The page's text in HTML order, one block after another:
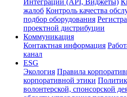
Интеграции (API, Виджеты)
жалоб Контроль качества
подбор оборудования
проектной дистрибуции
Коммуникация
Контактная информация
канал
ESG
Экология Правила
корпоративной этики
волонтерской, спонсорской